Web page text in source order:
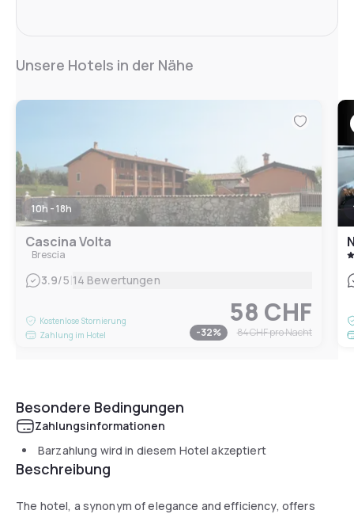
Unsere Hotels in der Nähe
10h - 18h
Cascina Volta
Brescia
3.9/5 14 Bewertungen
Kostenlose Stornierung
Zahlung im Hotel
58 CHF
-32% 84 CHFpro Nacht
Besondere Bedingungen
Zahlungsinformationen
Barzahlung wird in diesem Hotel akzeptiert
Beschreibung
The hotel, a synonym of elegance and efficiency, offers